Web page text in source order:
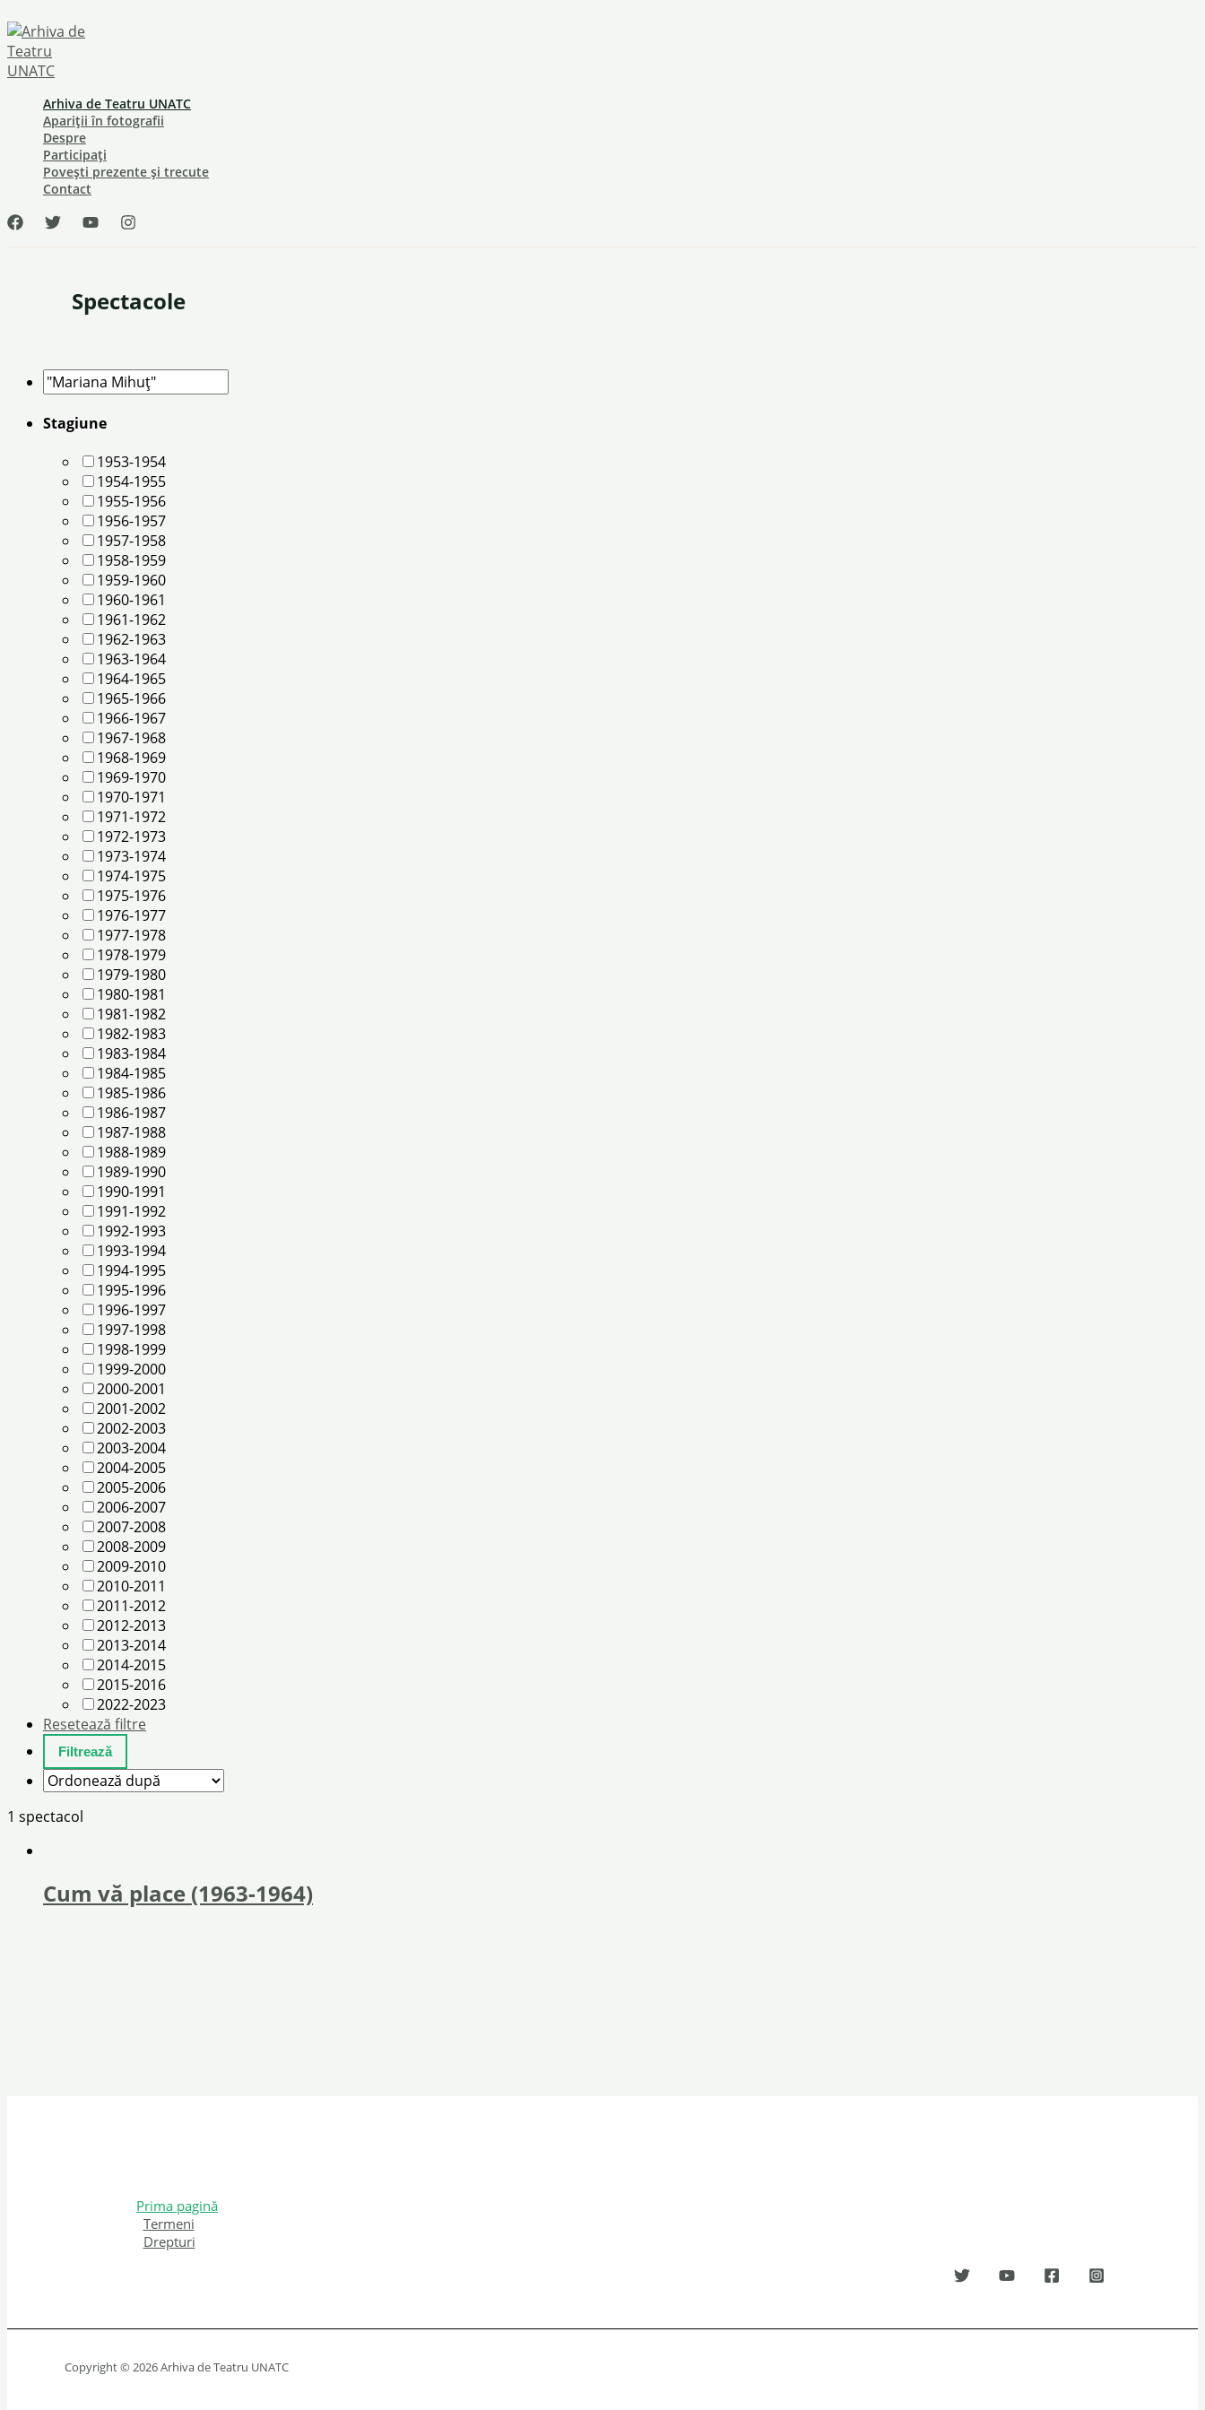
to
content
Arhiva de Teatru UNATC
Apariții în fotografii
Despre
Participați
Povești prezente și trecute
Contact
Spectacole
Stagiune
1953-1954
1954-1955
1955-1956
1956-1957
1957-1958
1958-1959
1959-1960
1960-1961
1961-1962
1962-1963
1963-1964
1964-1965
1965-1966
1966-1967
1967-1968
1968-1969
1969-1970
1970-1971
1971-1972
1972-1973
1973-1974
1974-1975
1975-1976
1976-1977
1977-1978
1978-1979
1979-1980
1980-1981
1981-1982
1982-1983
1983-1984
1984-1985
1985-1986
1986-1987
1987-1988
1988-1989
1989-1990
1990-1991
1991-1992
1992-1993
1993-1994
1994-1995
1995-1996
1996-1997
1997-1998
1998-1999
1999-2000
2000-2001
2001-2002
2002-2003
2003-2004
2004-2005
2005-2006
2006-2007
2007-2008
2008-2009
2009-2010
2010-2011
2011-2012
2012-2013
2013-2014
2014-2015
2015-2016
2022-2023
Resetează filtre
1 spectacol
Cum vă place (1963-1964)
Prima pagină
Termeni
Drepturi
Copyright © 2026 Arhiva de Teatru UNATC